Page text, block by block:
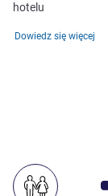
hotelu
Dowiedz się więcej